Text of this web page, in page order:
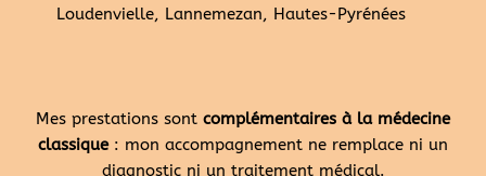
Loudenvielle, Lannemezan, Hautes-Pyrénées
Mes prestations sont complémentaires à la médecine
classique : mon accompagnement ne remplace ni un
diagnostic ni un traitement médical.